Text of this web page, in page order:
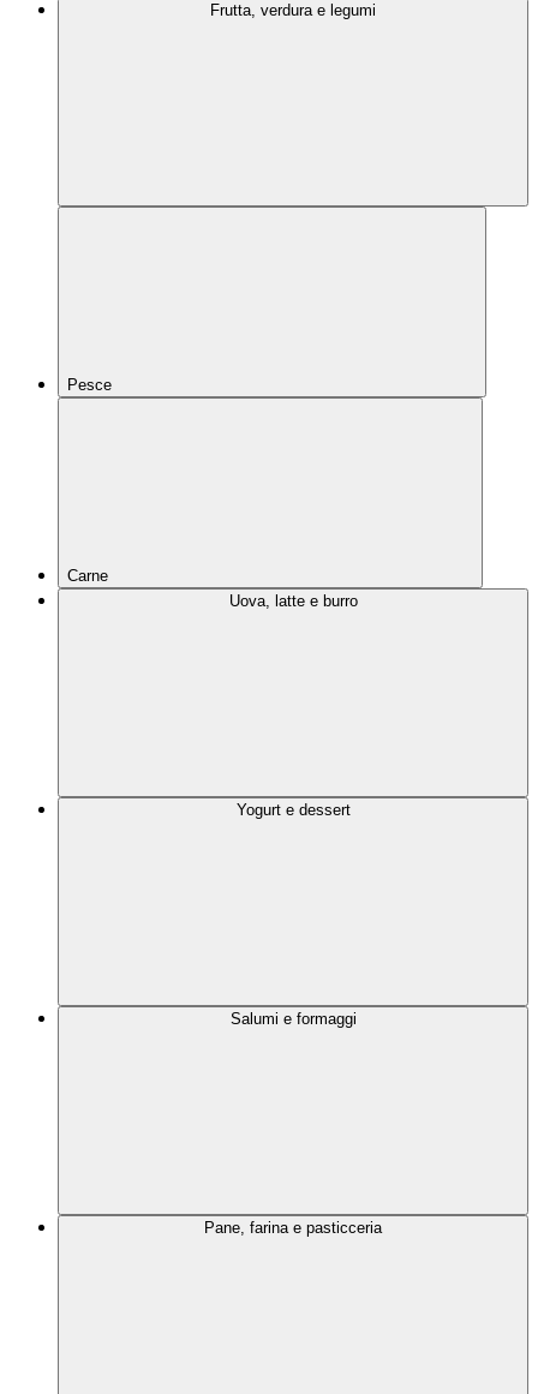
Frutta, verdura e legumi
Pesce
Carne
Uova, latte e burro
Yogurt e dessert
Salumi e formaggi
Pane, farina e pasticceria